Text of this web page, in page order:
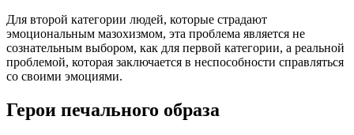
Для второй категории людей, которые страдают
эмоциональным мазохизмом, эта проблема является не
сознательным выбором, как для первой категории, а реальной
проблемой, которая заключается в неспособности справляться
со своими эмоциями.
Герои печального образа